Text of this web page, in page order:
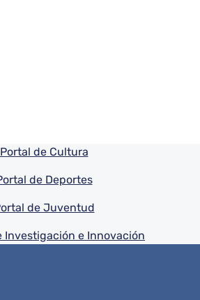
información
Portal de Cultura
de Deportes
de Juventud
Investigación e Innovación